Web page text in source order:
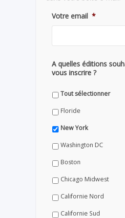
Votre email *
A quelles éditions
vous inscrire ?
Tout sélectionner
Floride
New York
Washington DC
Boston
Chicago Midwest
Californie Nord
Californie Sud